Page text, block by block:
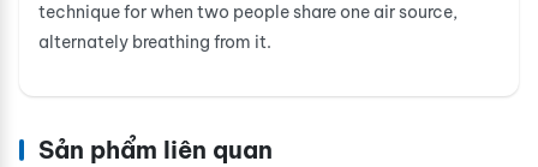
technique for when two people share one air source,
alternately breathing from it.
Sản phẩm liên quan